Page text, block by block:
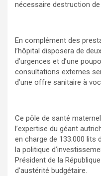
nécessaire destruction de
En complément des
l’hôpital disposera de
d’urgences et d’une
consultations externes
d’une offre sanitaire à
Ce pôle de santé
l’expertise du géant
en charge de 133.000 lits
la politique
Président de la
d’austérité budgétaire.